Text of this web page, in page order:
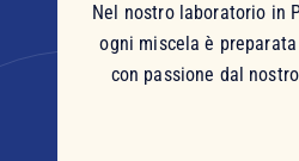
Nel nostro laboratorio in
ogni miscela è
con passione dal